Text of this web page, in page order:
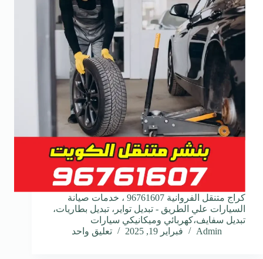
كراج متنقل الفروانية 96761607 ، خدمات صيانة
السيارات علي الطريق - تبديل تواير، تبديل بطاريات،
تبديل سفايف،كهربائي وميكانيكي سيارات
Admin
فبراير 19, 2025 تعليق واحد